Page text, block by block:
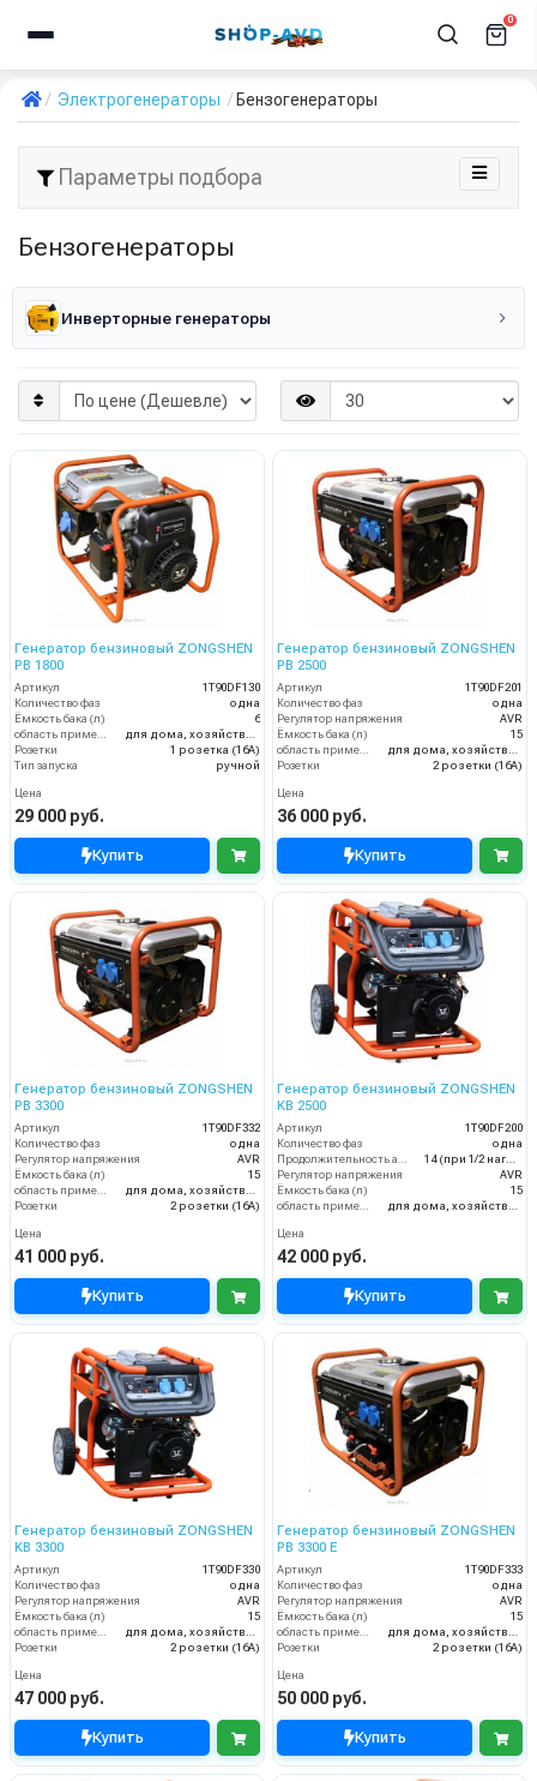
0
Электрогенераторы Бензогенераторы
Параметры подбора
Бензогенераторы
Инверторные генераторы
Генератор бензиновый ZONGSHEN
PB 1800
Артикул
1T90DF130
Количество фаз
одна
Ёмкость бака (л)
6
Розетки
1 розетка (16A)
Тип запуска
ручной
Цена
29 000 руб.
Купить
Генератор бензиновый ZONGSHEN
PB 2500
Артикул
1T90DF201
Количество фаз
одна
Регулятор напряжения
AVR
Ёмкость бака (л)
15
Розетки
2 розетки (16A)
Цена
36 000 руб.
Купить
Генератор бензиновый ZONGSHEN
PB 3300
Артикул
1T90DF332
Количество фаз
одна
Регулятор напряжения
AVR
Ёмкость бака (л)
15
область применения
для дома, хозяйства и малого бизнеса
Розетки
2 розетки (16A)
Цена
41 000 руб.
Купить
Генератор бензиновый ZONGSHEN
KB 2500
Артикул
1T90DF200
Количество фаз
одна
Продолжительность автономной работы, ч
14 (при 1/2 нагрузки)
Регулятор напряжения
AVR
Ёмкость бака (л)
15
область применения
для дома, хозяйства и малого бизнеса
Цена
42 000 руб.
Купить
Генератор бензиновый ZONGSHEN
KB 3300
Артикул
1T90DF330
Количество фаз
одна
Регулятор напряжения
AVR
Ёмкость бака (л)
15
область применения
для дома, хозяйства и малого бизнеса
Розетки
2 розетки (16A)
Цена
47 000 руб.
Купить
Генератор бензиновый ZONGSHEN
PB 3300 E
Артикул
1T90DF333
Количество фаз
одна
Регулятор напряжения
AVR
Ёмкость бака (л)
15
область применения
для дома, хозяйства и малого бизнеса
Розетки
2 розетки (16A)
Цена
50 000 руб.
Купить